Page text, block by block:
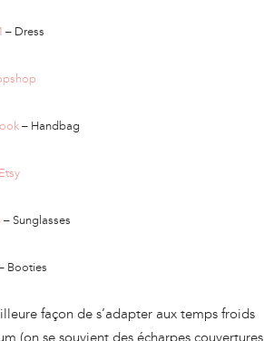
– Dress
– Handbag
Etsy
– Sunglasses
Booties
façon de s’adapter aux temps froids
(on se souvient des écharpes couvertures